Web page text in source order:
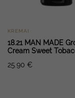
KREMAI
18.21 MAN MADE
Cream Sweet
25.90 €